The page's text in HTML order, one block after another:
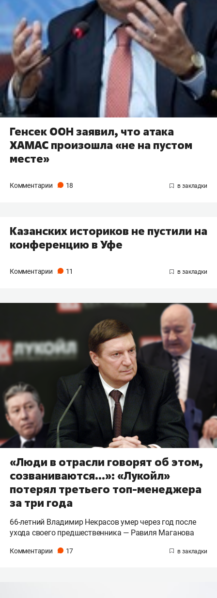
Генсек ООН заявил, что атака
ХАМАС произошла «не на пустом
месте»
Комментарии 18
Казанских историков не пустили на
конференцию в Уфе
Комментарии 11
«Люди в отрасли говорят об этом,
созваниваются…»: «Лукойл»
потерял третьего топ-менеджера
за три года
66-летний Владимир Некрасов умер через год после
ухода своего предшественника — Равиля Маганова
Комментарии 17